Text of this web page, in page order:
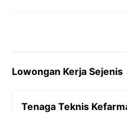
Lowongan Kerja Sejenis
Tenaga Teknis